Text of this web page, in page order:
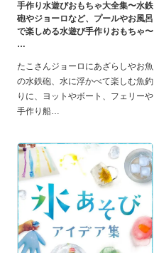
手作り水遊びおもちゃ大全集〜水鉄
砲やジョーロなど、プールやお風呂
で楽しめる水遊び手作りおもちゃ〜
たこさんジョーロにあざらしやお魚
の水鉄砲、水に浮かべて楽しむ魚釣
りに、ヨットやボート、フェリーや
手作り船